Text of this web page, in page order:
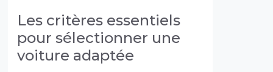
Les critères essentiels
pour sélectionner une
voiture adaptée